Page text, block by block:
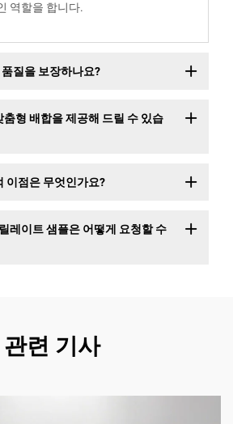
역할을 합니다.
질을 보장하나요?
형 배합을 제공해 드릴 수 있습
이점은 무엇인가요?
레이트 샘플은 어떻게 요청할 수
관련 기사